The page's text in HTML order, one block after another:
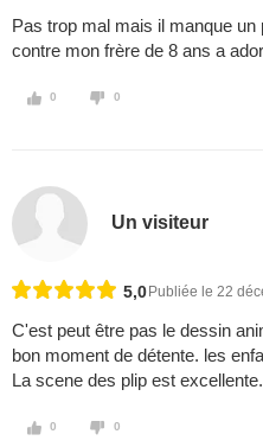
Pas trop mal mais il manque
contre mon frère de 8 ans a
0 0
Un visiteur
5,0 Publiée le 22
C'est peut être pas le dessin
bon moment de détente. les
La scene des plip est excellente.
0 0